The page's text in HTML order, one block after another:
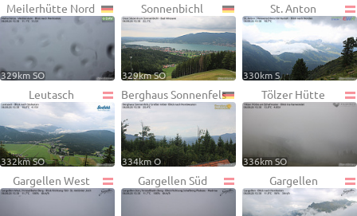
Meilerhütte Nord
329km SO
Sonnenbichl
329km SO
St. Anton
330km S
Leutasch
332km SO
Berghaus Sonnenfels
334km O
Tölzer Hütte
336km SO
Gargellen West Gargellen Süd Gargellen